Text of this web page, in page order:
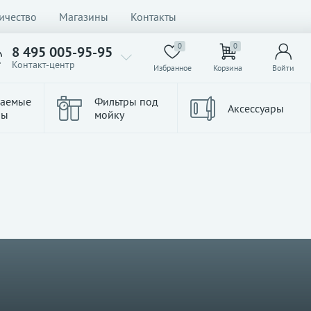
Магазины Контакты
8 495 005-95-95
Контакт-центр
0
Избранное
0
Корзина Войти
Фильтры под
мойку
Аксессуары